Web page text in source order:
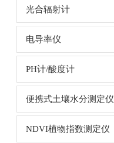
光合辐射计
电导率仪
PH计/酸度计
便携式土壤水分测定仪
NDVI植物指数测定仪